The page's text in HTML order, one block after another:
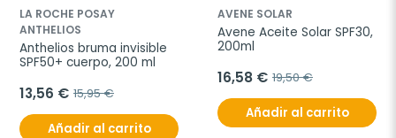
LA ROCHE POSAY
ANTHELIOS
Anthelios bruma invisible
SPF50+ cuerpo, 200 ml
13,56 € 15,95 €
Añadir al carrito
AVENE SOLAR
Avene Aceite Solar SPF30,
200ml
16,58 € 19,50 €
Añadir al carrito